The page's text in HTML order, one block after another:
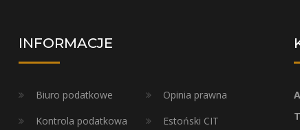
INFORMACJE
Biuro podatkowe
Opinia prawna
Kontrola podatkowa
Estoński CIT